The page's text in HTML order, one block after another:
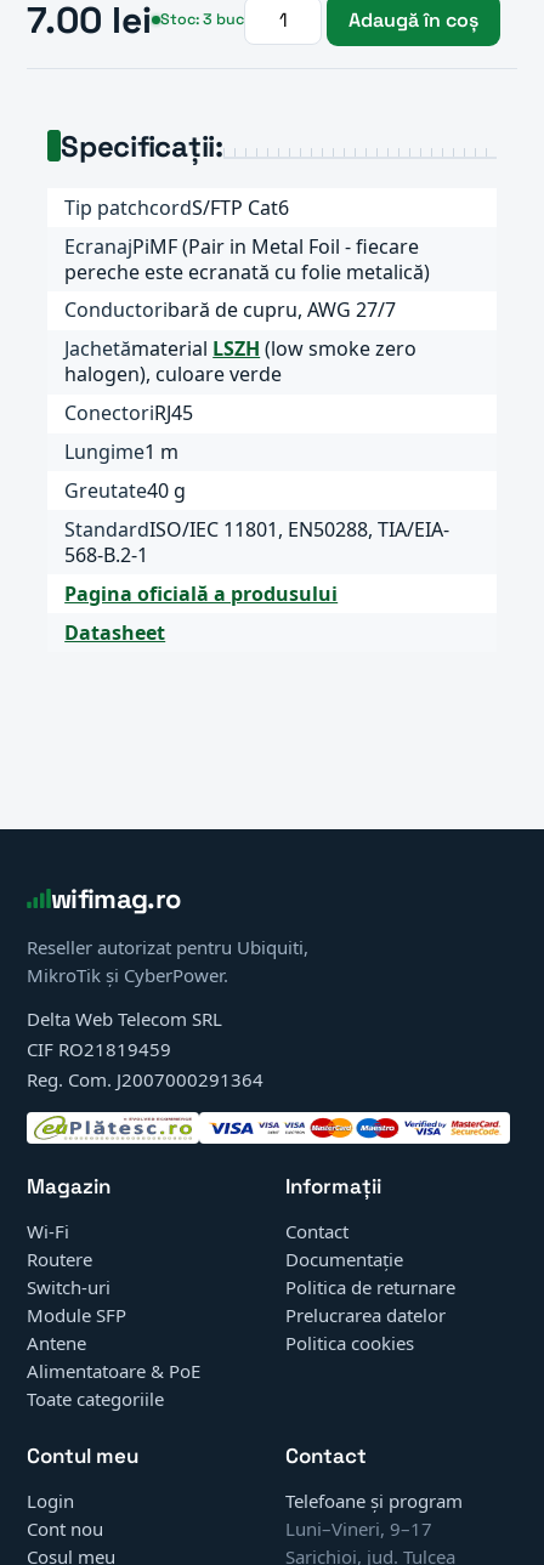
7.00 lei Stoc: 3 buc Adaugă în coș
Specificații:
Tip patchcordS/FTP Cat6
EcranajPiMF (Pair in Metal Foil - fiecare
pereche este ecranată cu folie metalică)
Conductoribară de cupru, AWG 27/7
Jachetămaterial LSZH (low smoke zero
halogen), culoare verde
ConectoriRJ45
Lungime1 m
Greutate40 g
StandardISO/IEC 11801, EN50288, TIA/EIA-
568-B.2-1
Pagina oficială a produsului
Datasheet
wifimag.ro
Reseller autorizat pentru Ubiquiti,
MikroTik și CyberPower.
Delta Web Telecom SRL
CIF RO21819459
Reg. Com. J2007000291364
Magazin
Wi-Fi
Routere
Switch-uri
Module SFP
Antene
Alimentatoare & PoE
Toate categoriile
Informații
Contact
Documentație
Politica de returnare
Prelucrarea datelor
Politica cookies
Contul meu
Login
Cont nou
Coșul meu
Contact
Telefoane și program
Luni–Vineri, 9–17
Sarichioi, jud. Tulcea